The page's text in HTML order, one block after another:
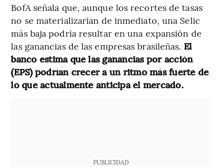
BofA señala que, aunque los recortes de tasas
no se materializarían de inmediato, una Selic
más baja podría resultar en una expansión de
las ganancias de las empresas brasileñas. El
banco estima que las ganancias por acción
(EPS) podrían crecer a un ritmo más fuerte de
lo que actualmente anticipa el mercado.
PUBLICIDAD